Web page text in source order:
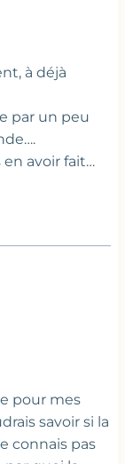
à déjà
par un peu
avoir fait…
pour mes
savoir si la
connais pas